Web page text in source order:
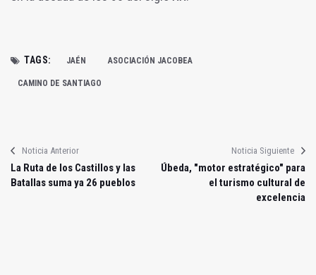
TAGS: JAÉN ASOCIACIÓN JACOBEA
CAMINO DE SANTIAGO
Noticia Anterior
La Ruta de los Castillos y las
Batallas suma ya 26 pueblos
Noticia Siguiente
Úbeda, "motor estratégico" para
el turismo cultural de
excelencia